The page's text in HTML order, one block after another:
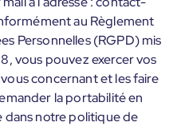
au Règlement
Personnelles (RGPD) mis
vous pouvez exercer vos
concernant et les faire
la portabilité en
dans notre politique de